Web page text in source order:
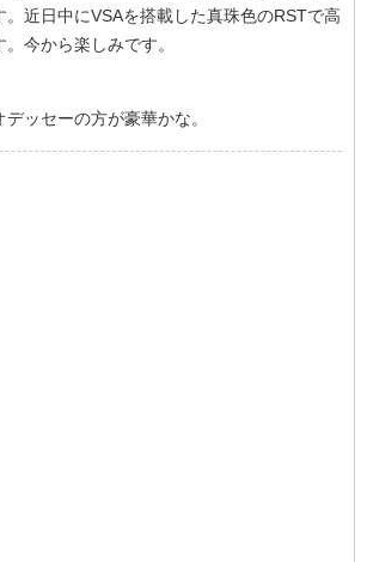
。近日中にVSAを搭載した真珠色のRSTで高
今から楽しみです。
ッセーの方が豪華かな。